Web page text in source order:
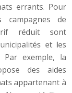
errants. Pour
de
réduit sont
et les
Par exemple, la
des aides
appartenant à